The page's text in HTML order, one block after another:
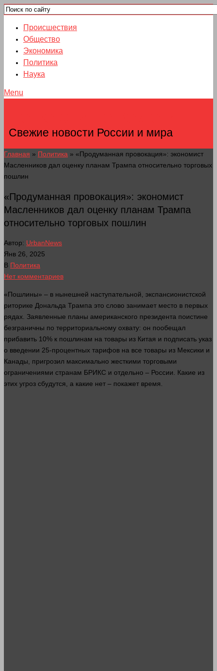
Происшествия
Общество
Экономика
Политика
Наука
Menu
Свежие новости России и мира
Главная » Политика » «Продуманная провокация»: экономист
Масленников дал оценку планам Трампа относительно торговых
пошлин
«Продуманная провокация»: экономист
Масленников дал оценку планам Трампа
относительно торговых пошлин
Автор: UrbanNews
Янв 26, 2025
В Политика
Нет комментариев
«Пошлины» – в нынешней наступательной, экспансионистской
риторике Дональда Трампа это слово занимает место в первых
рядах. Заявленные планы американского президента поистине
безграничны по территориальному охвату: он пообещал
прибавить 10% к пошлинам на товары из Китая и подписать указ
о введении 25-процентных тарифов на все товары из Мексики и
Канады, пригрозил максимально жесткими торговыми
ограничениями странам БРИКС и отдельно – России. Какие из
этих угроз сбудутся, а какие нет – покажет время